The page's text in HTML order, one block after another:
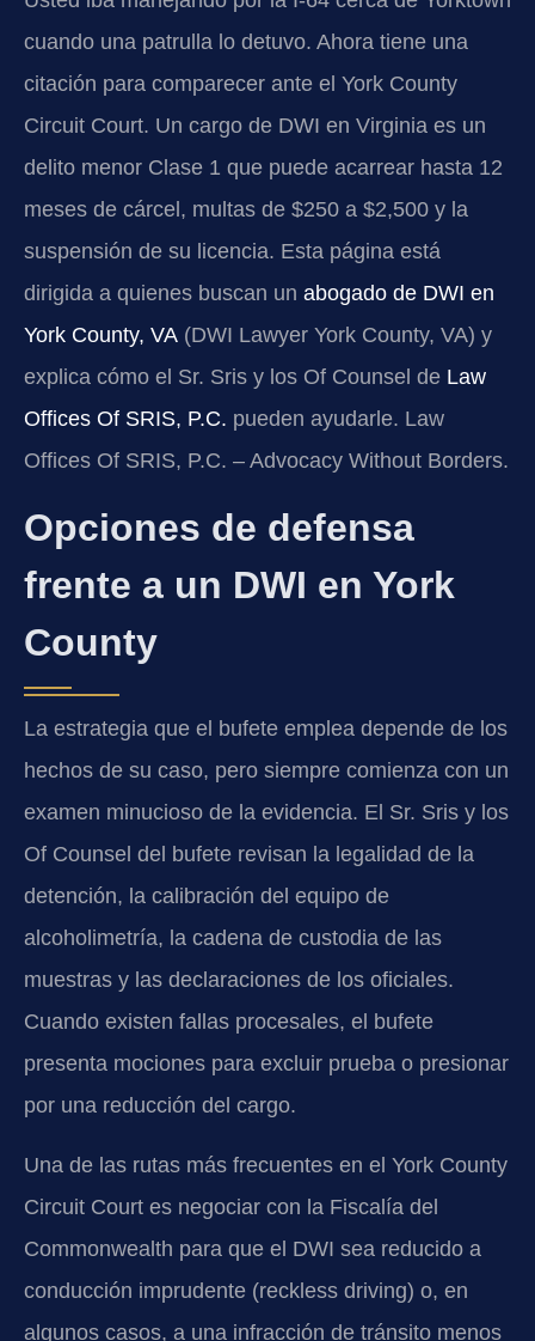
cuando una patrulla lo detuvo. Ahora tiene una
citación para comparecer ante el York County
Circuit Court. Un cargo de DWI en Virginia es un
delito menor Clase 1 que puede acarrear hasta 12
meses de cárcel, multas de $250 a $2,500 y la
suspensión de su licencia. Esta página está
dirigida a quienes buscan un abogado de DWI en
York County, VA (DWI Lawyer York County, VA) y
explica cómo el Sr. Sris y los Of Counsel de Law
Offices Of SRIS, P.C. pueden ayudarle. Law
Offices Of SRIS, P.C. – Advocacy Without Borders.
Opciones de defensa
frente a un DWI en York
County
La estrategia que el bufete emplea depende de los
hechos de su caso, pero siempre comienza con un
examen minucioso de la evidencia. El Sr. Sris y los
Of Counsel del bufete revisan la legalidad de la
detención, la calibración del equipo de
alcoholimetría, la cadena de custodia de las
muestras y las declaraciones de los oficiales.
Cuando existen fallas procesales, el bufete
presenta mociones para excluir prueba o presionar
por una reducción del cargo.
Una de las rutas más frecuentes en el York County
Circuit Court es negociar con la Fiscalía del
Commonwealth para que el DWI sea reducido a
conducción imprudente (reckless driving) o, en
algunos casos, a una infracción de tránsito menos